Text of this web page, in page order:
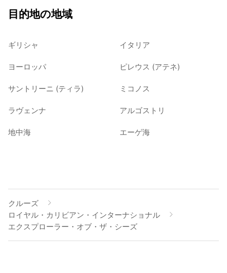
目的地の地域
ギリシャ イタリア
ヨーロッパ ピレウス (アテネ)
サントリーニ (ティラ) ミコノス
ラヴェンナ アルゴストリ
地中海 エーゲ海
クルーズ
ロイヤル・カリビアン・インターナショナル
エクスプローラー・オブ・ザ・シーズ